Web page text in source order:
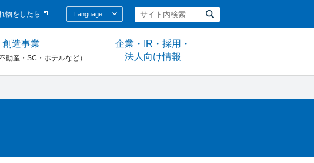
物をしたら Language
創造事業
動産・SC・ホテルなど）
企業・IR・採用・
法人向け情報